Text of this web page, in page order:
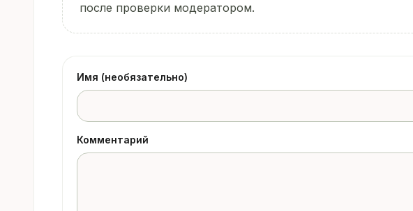
после проверки модератором.
Имя (необязательно)
Комментарий